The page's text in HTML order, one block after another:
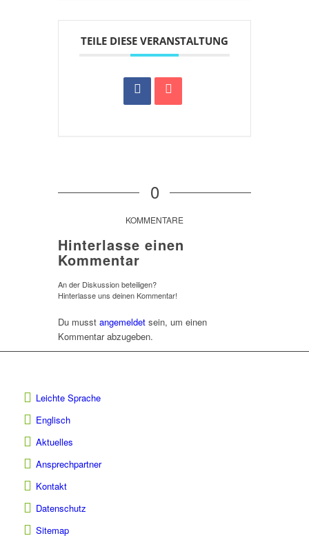
TEILE DIESE VERANSTALTUNG
0
KOMMENTARE
Hinterlasse einen
Kommentar
An der Diskussion beteiligen?
Hinterlasse uns deinen Kommentar!
Du musst angemeldet sein, um einen
Kommentar abzugeben.
Leichte Sprache
Englisch
Aktuelles
Ansprechpartner
Kontakt
Datenschutz
Sitemap